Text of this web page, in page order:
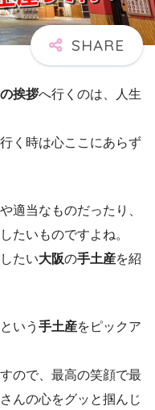
挨拶へ行くのは、人生
く時は心ここにあらず
適当なものだったり、
たいものですよね。
たい大阪の手土産を紹
いう 手土産をピックア
ので、最高の笑顔で最
んの心をグッと掴んじ